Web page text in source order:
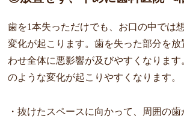
歯を1本失っただけでも、お口の中では
変化が起こります。歯を失った部分を
わせ全体に悪影響が及びやすくなりま
のような変化が起こりやすくなります。
・抜けたスペースに向かって、周囲の